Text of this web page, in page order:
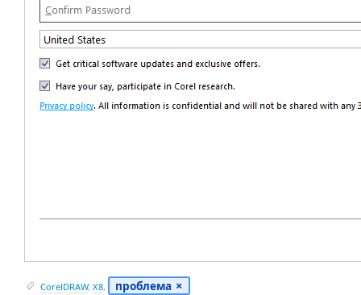
CorelDRAW, X8, проблема